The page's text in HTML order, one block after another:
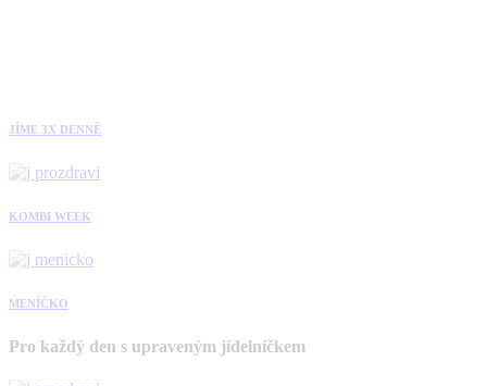
JÍME 3X DENNĚ
KOMBI WEEK
MENÍČKO
Pro každý den s upraveným jídelníčkem